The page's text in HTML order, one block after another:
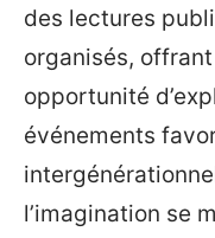
des lectures
organisés,
opportunité
événements
l’imagination se